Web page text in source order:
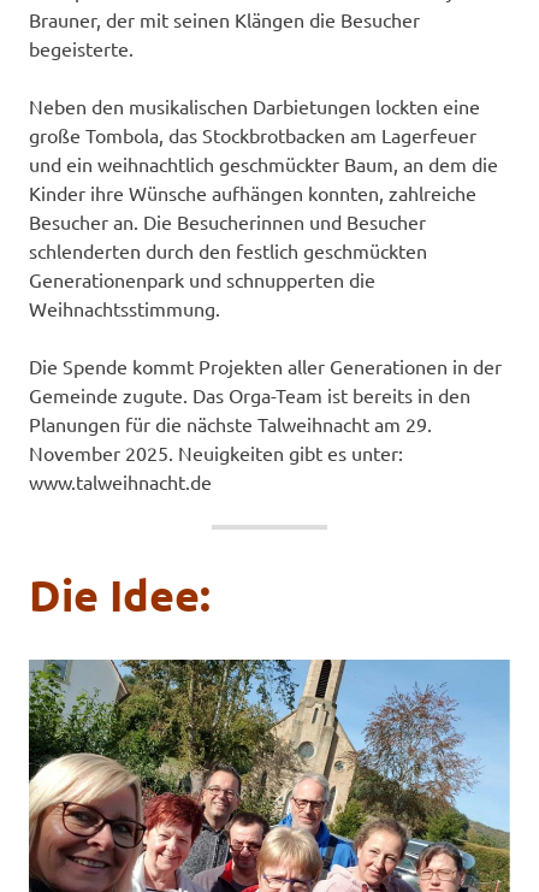
Brauner, der mit seinen Klängen die Besucher
begeisterte.
Neben den musikalischen Darbietungen lockten eine
große Tombola, das Stockbrotbacken am Lagerfeuer
und ein weihnachtlich geschmückter Baum, an dem die
Kinder ihre Wünsche aufhängen konnten, zahlreiche
Besucher an. Die Besucherinnen und Besucher
schlenderten durch den festlich geschmückten
Generationenpark und schnupperten die
Weihnachtsstimmung.
Die Spende kommt Projekten aller Generationen in der
Gemeinde zugute. Das Orga-Team ist bereits in den
Planungen für die nächste Talweihnacht am 29.
November 2025. Neuigkeiten gibt es unter:
www.talweihnacht.de
Die Idee: